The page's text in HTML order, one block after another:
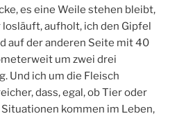
es eine Weile stehen bleibt,
aufholt, ich den Gipfel
auf der anderen Seite mit 40
um zwei drei
Und ich um die Fleisch
dass, egal, ob Tier oder
kommen im Leben,